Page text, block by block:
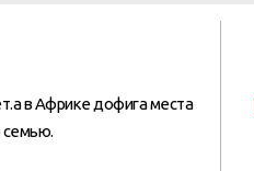
в Африке дофига места
семью.